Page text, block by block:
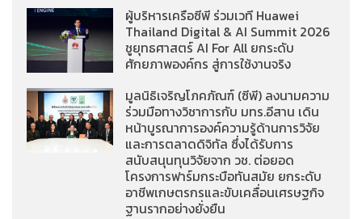
ผู้บริหารเครือซีพี ร่วมเวที Huawei
Thailand Digital & AI Summit 2026
ชูยุทธศาสตร์ AI For All ยกระดับ
ศักยภาพองค์กร สู่การใช้งานจริง
มูลนิธิเจริญโภคภัณฑ์ (ซีพี) ลงนามความ
ร่วมมือทางวิชาการกับ มทร.อีสาน เดิน
หน้าบูรณาการองค์ความรู้ด้านการวิจัย
และการตลาดดิจิทัล ซึ่งได้รับการ
สนับสนุนทุนวิจัยจาก วช. ต่อยอด
โครงการฟาร์มกระบือทันสมัย ยกระดับ
อาชีพเกษตรกรและขับเคลื่อนเศรษฐกิจ
ฐานรากอย่างยั่งยืน